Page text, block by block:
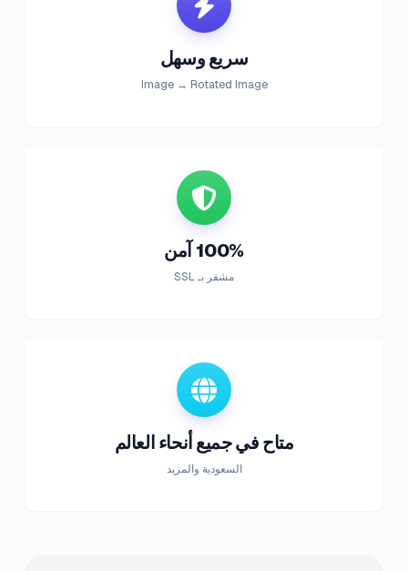
سريع وسهل
Image → Rotated Image
100% آمن
مشفر بـ SSL
متاح في جميع أنحاء العالم
السعودية والمزيد